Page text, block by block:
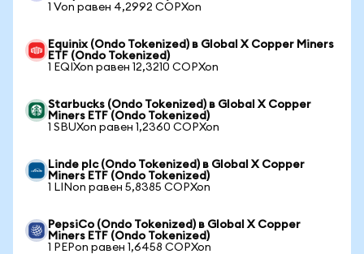
1 Von равен 4,2992 COPXon
Equinix (Ondo Tokenized) в Global X Copper Miners
ETF (Ondo Tokenized)
1 EQIXon равен 12,3210 COPXon
Starbucks (Ondo Tokenized) в Global X Copper
Miners ETF (Ondo Tokenized)
1 SBUXon равен 1,2360 COPXon
Linde plc (Ondo Tokenized) в Global X Copper
Miners ETF (Ondo Tokenized)
1 LINon равен 5,8385 COPXon
PepsiCo (Ondo Tokenized) в Global X Copper
Miners ETF (Ondo Tokenized)
1 PEPon равен 1,6458 COPXon